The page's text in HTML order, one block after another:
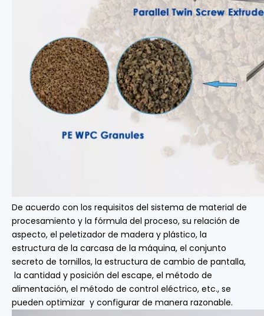
De acuerdo con los requisitos del sistema de material de
procesamiento y la fórmula del proceso, su relación de
aspecto, el peletizador de madera y plástico, la
estructura de la carcasa de la máquina, el conjunto
secreto de tornillos, la estructura de cambio de pantalla,
la cantidad y posición del escape, el método de
alimentación, el método de control eléctrico, etc., se
pueden optimizar y configurar de manera razonable.